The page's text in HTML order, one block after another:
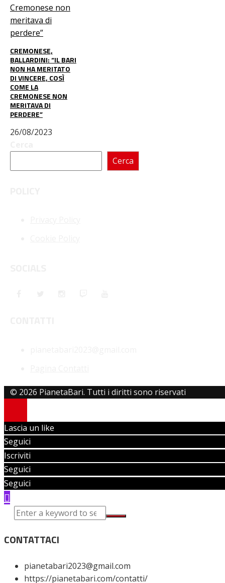
CREMONESE,
BALLARDINI: “IL BARI
NON HA MERITATO
DI VINCERE, COSÌ
COME LA
CREMONESE NON
MERITAVA DI
PERDERE”
26/08/2023
Cerca
© 2026 PianetaBari. Tutti i diritti sono riservati
Lascia un like
Seguici
Iscriviti
Seguici
Seguici
CONTATTACI
pianetabari2023@gmail.com
https://pianetabari.com/contatti/